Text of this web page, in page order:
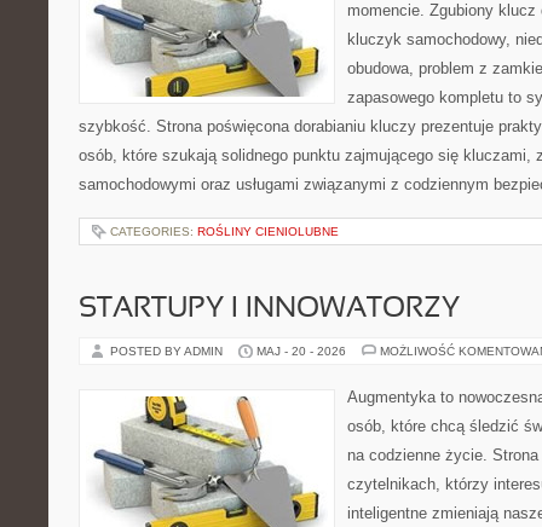
momencie. Zgubiony
kluczyk samochodowy,
obudowa, problem z
zapasowego kompletu to
szybkość. Strona poświęcona dorabianiu kluczy prezentuje
osób, które szukają solidnego punktu zajmującego się kluczami,
samochodowymi oraz usługami związanymi z codziennym
CATEGORIES: ROŚLINY CIENIOLUBNE
STARTUPY I INNOWATORZY
POSTED BY ADMIN MAJ - 20 - 2026 MOŻLIWOŚĆ
Augmentyka to
osób, które chcą śledzić
na codzienne życie.
czytelnikach, którzy
inteligentne zmieniają